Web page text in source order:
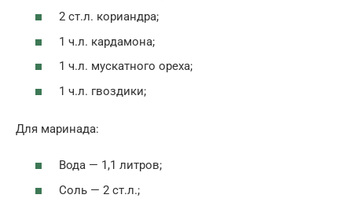
2 ст.л. кориандра;
1 ч.л. кардамона;
1 ч.л. мускатного ореха;
1 ч.л. гвоздики;
Для маринада:
Вода — 1,1 литров;
Соль — 2 ст.л.;